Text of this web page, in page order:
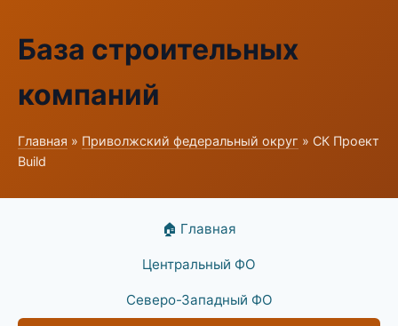
База строительных
компаний
Главная » Приволжский федеральный округ » СК Проект
Build
🏠 Главная
Центральный ФО
Северо-Западный ФО